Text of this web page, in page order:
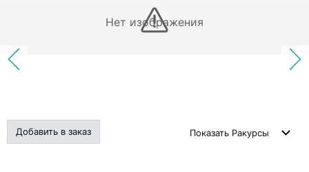
Нет изображения
Добавить в заказ Показать Ракурсы